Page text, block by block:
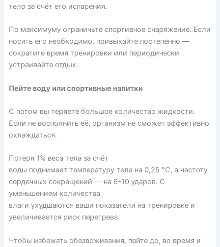
тело за счёт его испарения.
По максимуму ограничьте спортивное снаряжение. Если
носить его необходимо, привыкайте постепенно —
сократите время тренировки или периодически
устраивайте отдых.
Пейте воду или спортивные напитки
С потом вы теряете большое количество жидкости.
Если не восполнить её, организм не сможет эффективно
охлаждаться.
Потеря 1% веса тела за счёт
воды поднимает температуру тела на 0,25 °С, а частоту
сердечных сокращений — на 6–10 ударов. С
уменьшением количества
влаги ухудшаются ваши показатели на тренировке и
увеличивается риск перегрева.
Чтобы избежать обезвоживания, пейтедо, во время и